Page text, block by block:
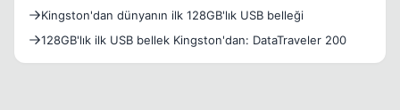
Hazırl
Kingston'dan dünyanın ilk 128GB'lık USB belleği
128GB'lık ilk USB bellek Kingston'dan: DataTraveler 200